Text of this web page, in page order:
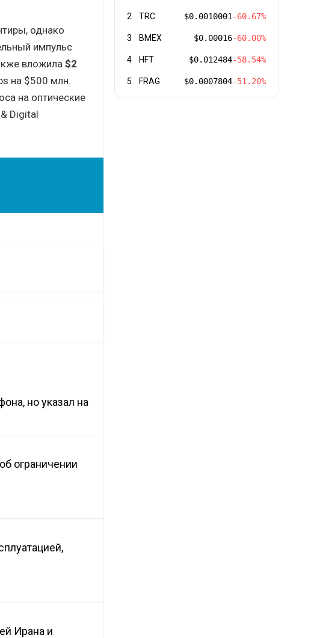
однако
импульс
вложила $2
на $500 млн.
на оптические
Digital
но указал на
ограничении
Ирана и
2 TRC $0.0010001 -60.67%
3 BMEX $0.00016-60.00%
4 HFT $0.012484-58.54%
5 FRAG $0.0007804-51.20%